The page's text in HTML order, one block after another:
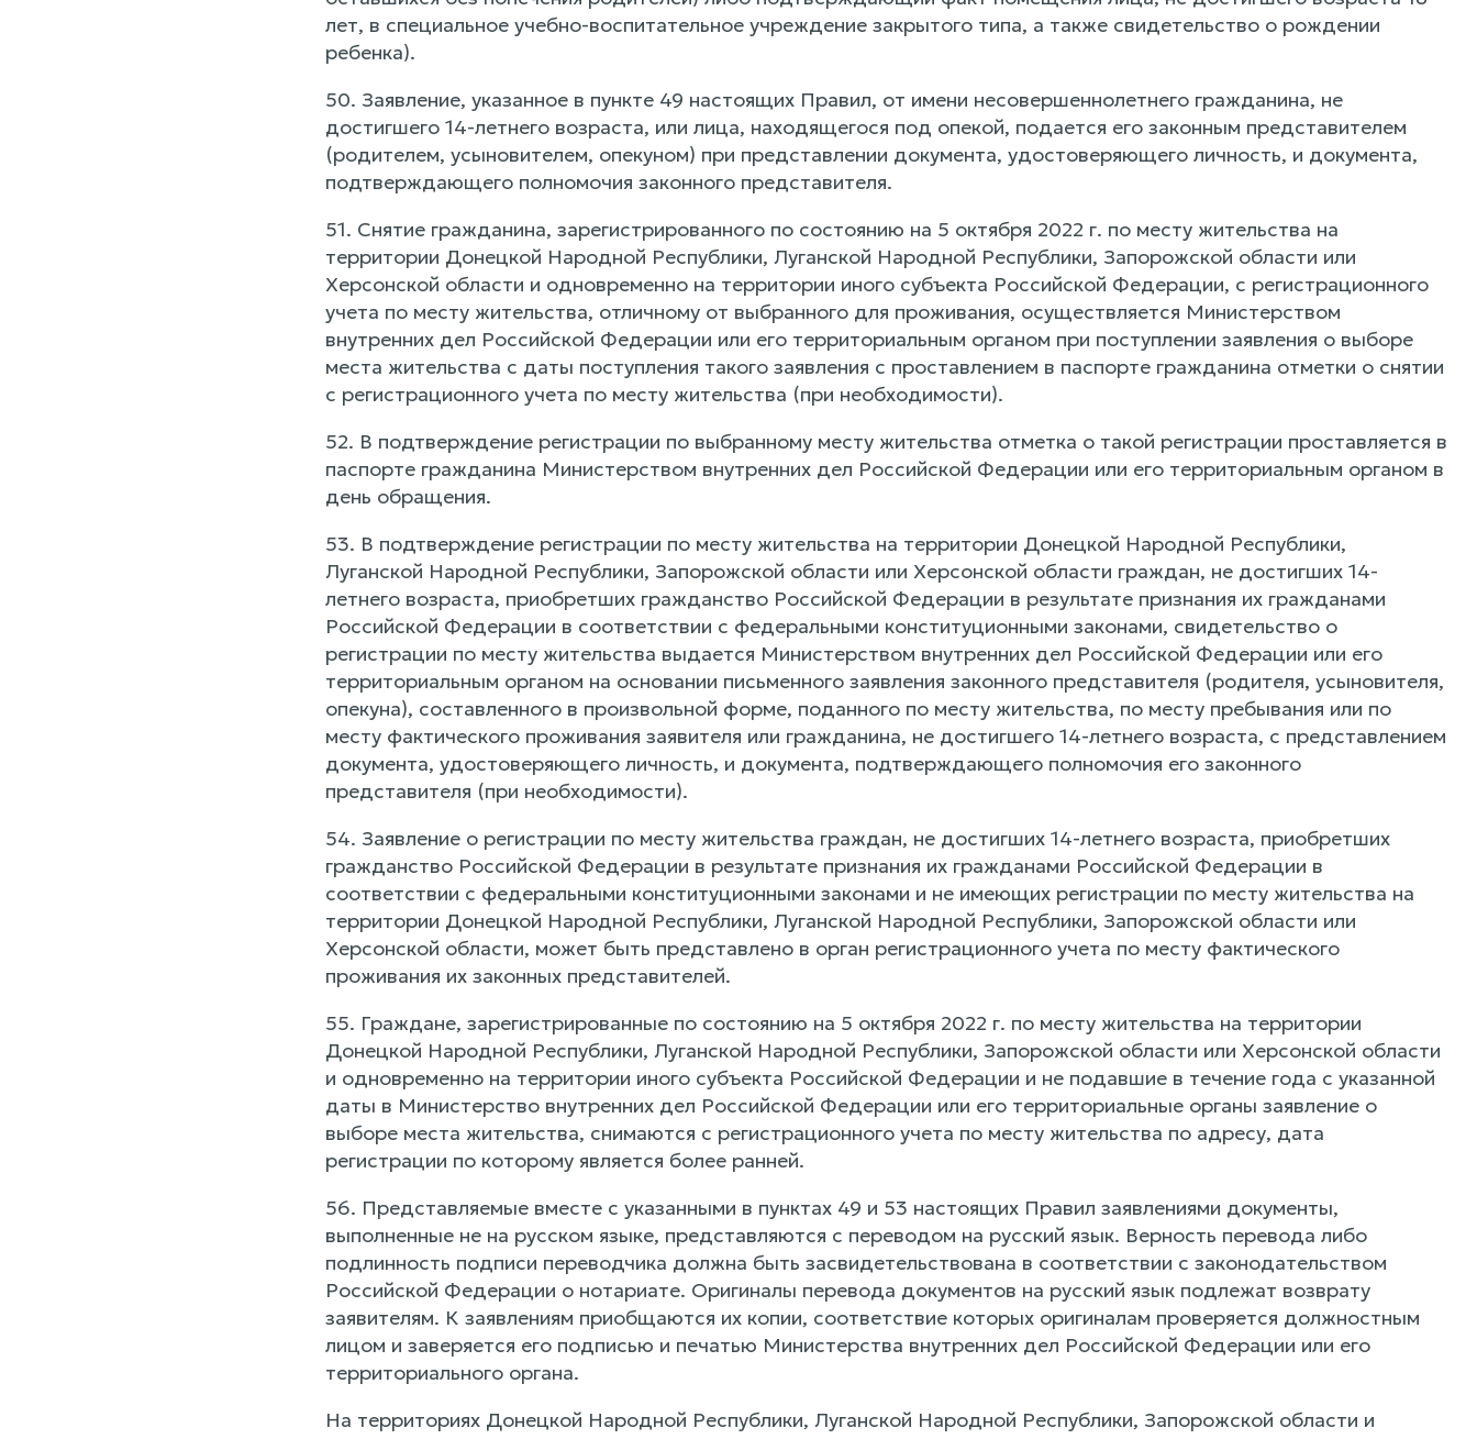
лет, в специальное учебно-воспитательное учреждение закрытого типа, а также свидетельство о рождении
ребенка).
50. Заявление, указанное в пункте 49 настоящих Правил, от имени несовершеннолетнего гражданина, не
достигшего 14-летнего возраста, или лица, находящегося под опекой, подается его законным представителем
(родителем, усыновителем, опекуном) при представлении документа, удостоверяющего личность, и документа,
подтверждающего полномочия законного представителя.
51. Снятие гражданина, зарегистрированного по состоянию на 5 октября 2022 г. по месту жительства на
территории Донецкой Народной Республики, Луганской Народной Республики, Запорожской области или
Херсонской области и одновременно на территории иного субъекта Российской Федерации, с регистрационного
учета по месту жительства, отличному от выбранного для проживания, осуществляется Министерством
внутренних дел Российской Федерации или его территориальным органом при поступлении заявления о выборе
места жительства с даты поступления такого заявления с проставлением в паспорте гражданина отметки о снятии
с регистрационного учета по месту жительства (при необходимости).
52. В подтверждение регистрации по выбранному месту жительства отметка о такой регистрации проставляется в
паспорте гражданина Министерством внутренних дел Российской Федерации или его территориальным органом в
день обращения.
53. В подтверждение регистрации по месту жительства на территории Донецкой Народной Республики,
Луганской Народной Республики, Запорожской области или Херсонской области граждан, не достигших 14-
летнего возраста, приобретших гражданство Российской Федерации в результате признания их гражданами
Российской Федерации в соответствии с федеральными конституционными законами, свидетельство о
регистрации по месту жительства выдается Министерством внутренних дел Российской Федерации или его
территориальным органом на основании письменного заявления законного представителя (родителя, усыновителя,
опекуна), составленного в произвольной форме, поданного по месту жительства, по месту пребывания или по
месту фактического проживания заявителя или гражданина, не достигшего 14-летнего возраста, с представлением
документа, удостоверяющего личность, и документа, подтверждающего полномочия его законного
представителя (при необходимости).
54. Заявление о регистрации по месту жительства граждан, не достигших 14-летнего возраста, приобретших
гражданство Российской Федерации в результате признания их гражданами Российской Федерации в
соответствии с федеральными конституционными законами и не имеющих регистрации по месту жительства на
территории Донецкой Народной Республики, Луганской Народной Республики, Запорожской области или
Херсонской области, может быть представлено в орган регистрационного учета по месту фактического
проживания их законных представителей.
55. Граждане, зарегистрированные по состоянию на 5 октября 2022 г. по месту жительства на территории
Донецкой Народной Республики, Луганской Народной Республики, Запорожской области или Херсонской области
и одновременно на территории иного субъекта Российской Федерации и не подавшие в течение года с указанной
даты в Министерство внутренних дел Российской Федерации или его территориальные органы заявление о
выборе места жительства, снимаются с регистрационного учета по месту жительства по адресу, дата
регистрации по которому является более ранней.
56. Представляемые вместе с указанными в пунктах 49 и 53 настоящих Правил заявлениями документы,
выполненные не на русском языке, представляются с переводом на русский язык. Верность перевода либо
подлинность подписи переводчика должна быть засвидетельствована в соответствии с законодательством
Российской Федерации о нотариате. Оригиналы перевода документов на русский язык подлежат возврату
заявителям. К заявлениям приобщаются их копии, соответствие которых оригиналам проверяется должностным
лицом и заверяется его подписью и печатью Министерства внутренних дел Российской Федерации или его
территориального органа.
На территориях Донецкой Народной Республики, Луганской Народной Республики, Запорожской области и